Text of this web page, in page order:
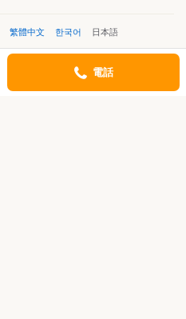
繁體中文 한국어 日本語
©Kakaku.com, Inc.
電話